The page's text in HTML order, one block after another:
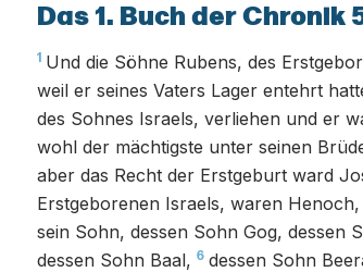
Das 1. Buch der Chronik
1 Und die Söhne Rubens, des
weil er seines Vaters Lager entehrt
des Sohnes Israels, verliehen und er
wohl der mächtigste unter seinen
aber das Recht der Erstgeburt ward
Erstgeborenen Israels, waren
sein Sohn, dessen Sohn Gog, dessen
dessen Sohn Baal, 6 dessen Sohn